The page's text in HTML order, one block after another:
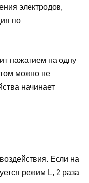
электродов,
по
нажатием на одну
можно не
начинает
Если на
режим L, 2 раза